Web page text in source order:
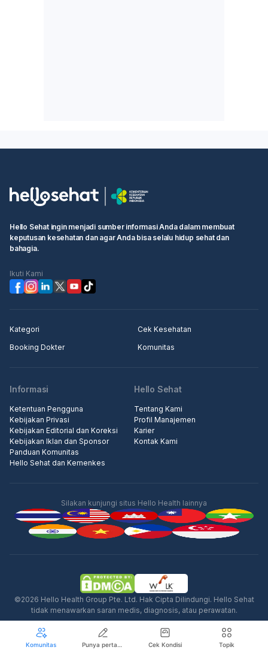
Iklan
Hello Sehat ingin menjadi sumber informasi Anda dalam membuat
keputusan kesehatan dan agar Anda bisa selalu hidup sehat dan
bahagia.
Ikuti Kami
Kategori
Cek Kesehatan
Booking Dokter
Komunitas
Informasi
Ketentuan Pengguna
Kebijakan Privasi
Kebijakan Editorial dan Koreksi
Kebijakan Iklan dan Sponsor
Panduan Komunitas
Hello Sehat dan Kemenkes
Hello Sehat
Tentang Kami
Profil Manajemen
Karier
Kontak Kami
Silakan kunjungi situs Hello Health lainnya
©2026 Hello Health Group Pte. Ltd. Hak Cipta Dilindungi. Hello Sehat
tidak menawarkan saran medis, diagnosis, atau perawatan.
Komunitas Punya pertanyaan seputar kesehatan? Cek Kondisi Topik